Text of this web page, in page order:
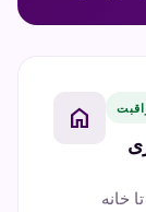
home
خانه